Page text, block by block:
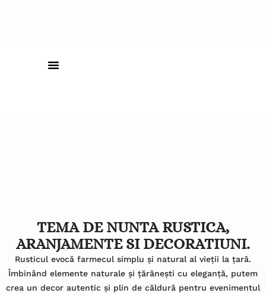
TEMA DE NUNTA RUSTICA,
ARANJAMENTE SI DECORATIUNI.
Rusticul evocă farmecul simplu și natural al vieții la țară.
Îmbinând elemente naturale și țărănești cu eleganță, putem
crea un decor autentic și plin de căldură pentru evenimentul